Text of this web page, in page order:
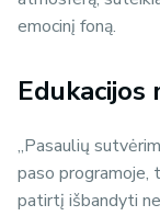
emocinį foną.
Edukacijos
„Pasaulių
paso programoje,
patirtį išbandyti